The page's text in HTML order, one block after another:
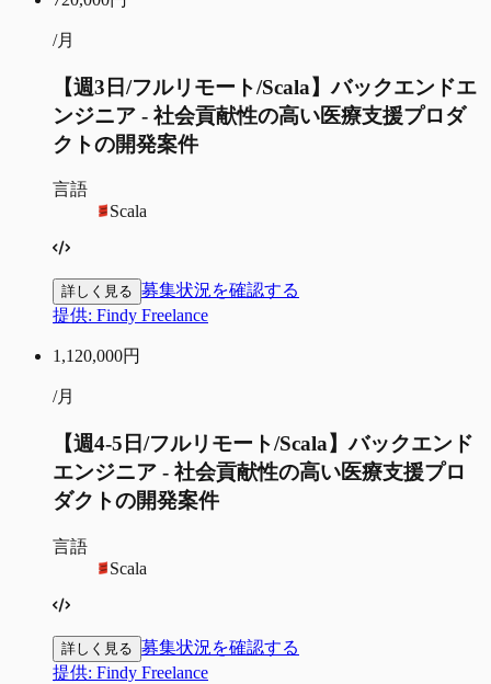
/月
【週3日/フルリモート/Scala】バックエンドエ
ンジニア - 社会貢献性の高い医療支援プロダ
クトの開発案件
言語
Scala
詳しく見る 募集状況を確認する
提供: Findy Freelance
1,120,000円
/月
【週4-5日/フルリモート/Scala】バックエンド
エンジニア - 社会貢献性の高い医療支援プロ
ダクトの開発案件
言語
Scala
詳しく見る 募集状況を確認する
提供: Findy Freelance